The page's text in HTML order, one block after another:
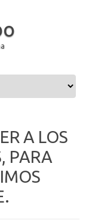
A LOS
PARA